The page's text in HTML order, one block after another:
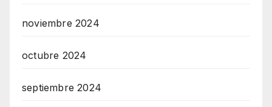
noviembre 2024
octubre 2024
septiembre 2024